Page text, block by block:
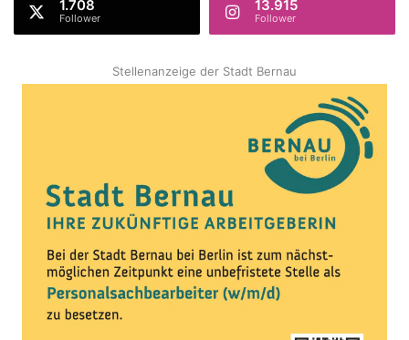
1.708
Follower
13.915
Follower
Stellenanzeige der Stadt Bernau